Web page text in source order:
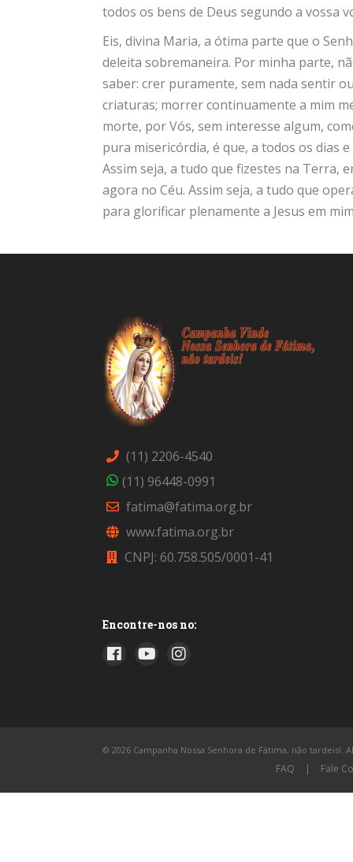
todos os bens de Deus segundo a vossa
Eis, divina Maria, a ótima parte que o
deleita sobremaneira. Por minha parte,
saber: crer puramente, sem nada sentir
criaturas; morrer continuamente a mim
morte, por Vós, sem interesse algum,
pura misericórdia, é que, a todos os dias
Assim seja, a tudo que fizestes na Terra,
agora no Céu. Assim seja, a tudo que
para glorificar plenamente a Jesus em
(11) 2206-4540
(11) 96448-0991
fatima@fatima.org.br
www.fatima.org.br
CNPJ: 60.758.505/0001-41
Encontre-nos no:
© 2026 Campanha Nossa Senhora de Fátima, não tardeis!.
FAQ | Fale